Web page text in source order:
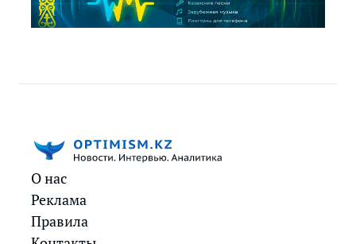
О нас
Реклама
Правила